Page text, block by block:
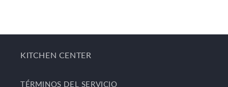
KITCHEN CENTER
TÉRMINOS DEL SERVICIO